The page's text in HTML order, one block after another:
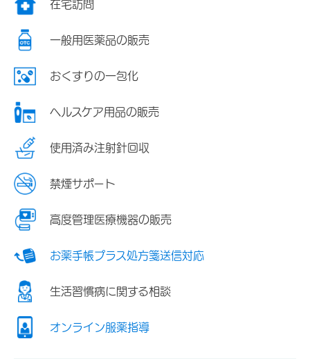
在宅訪問
一般用医薬品の販売
おくすりの一包化
ヘルスケア用品の販売
使用済み注射針回収
禁煙サポート
高度管理医療機器の販売
お薬手帳プラス処方箋送信対応
生活習慣病に関する相談
オンライン服薬指導